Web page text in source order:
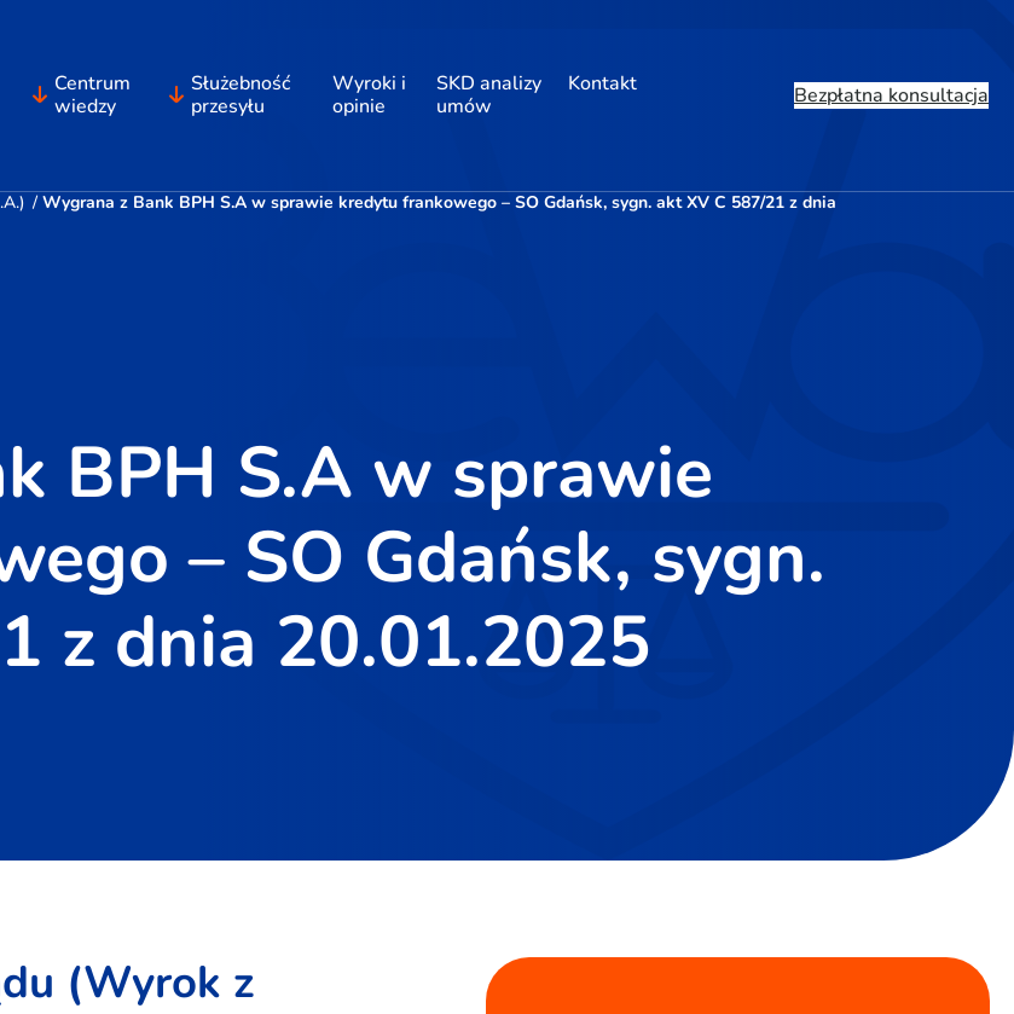
Centrum
wiedzy
Służebność
przesyłu
Wyroki i
opinie
SKD analizy
umów
Kontakt Bezpłatna konsultacja
/ Wygrana z Bank BPH S.A w sprawie kredytu frankowego – SO Gdańsk, sygn. akt XV C 587/21 z dnia
BPH S.A w sprawie
– SO Gdańsk, sygn.
z dnia 20.01.2025
(Wyrok z